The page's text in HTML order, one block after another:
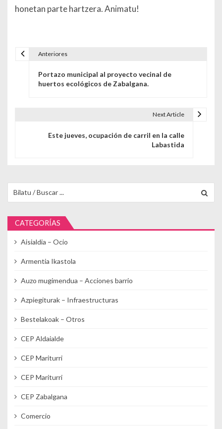
honetan parte hartzera. Animatu!
Anteriores
Portazo municipal al proyecto vecinal de
huertos ecológicos de Zabalgana.
Next Article
Este jueves, ocupación de carril en la calle
Labastida
CATEGORÍAS
Aisialdia – Ocio
Armentia Ikastola
Auzo mugimendua – Acciones barrio
Azpiegiturak – Infraestructuras
Bestelakoak – Otros
CEP Aldaialde
CEP Mariturri
CEP Mariturri
CEP Zabalgana
Comercio